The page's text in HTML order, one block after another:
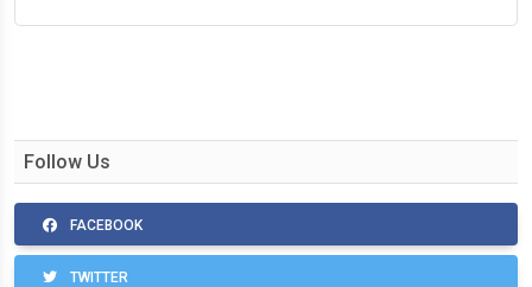
Follow Us
FACEBOOK
TWITTER